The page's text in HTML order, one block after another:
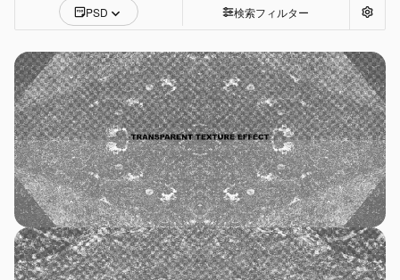
PSD 検索フィルター